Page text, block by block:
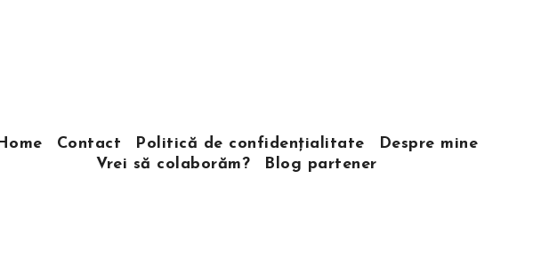
Home Contact Politică de confidențialitate
Despre mine
Vrei să colaborăm?
Blog partener